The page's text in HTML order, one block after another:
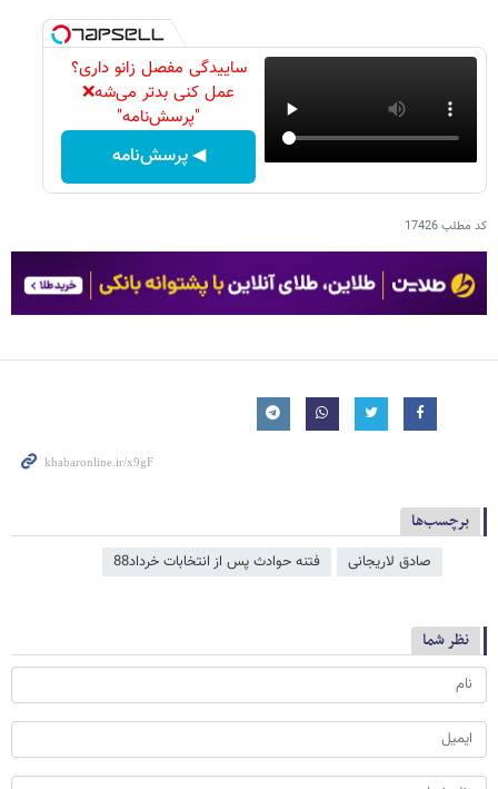
ساییدگی مفصل زانو داری؟
عمل کنی بدتر می‌شه❌
"پرسش‌نامه"
◀ پرسش‌نامه
کد مطلب17426
برچسب‌ها
صادق لاریجانی فتنه حوادث پس از انتخابات خرداد88
نظر شما